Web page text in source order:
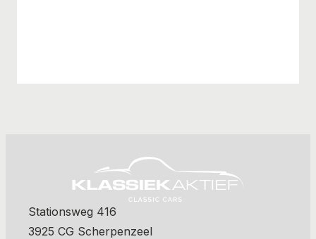
Stationsweg 416
3925 CG Scherpenzeel